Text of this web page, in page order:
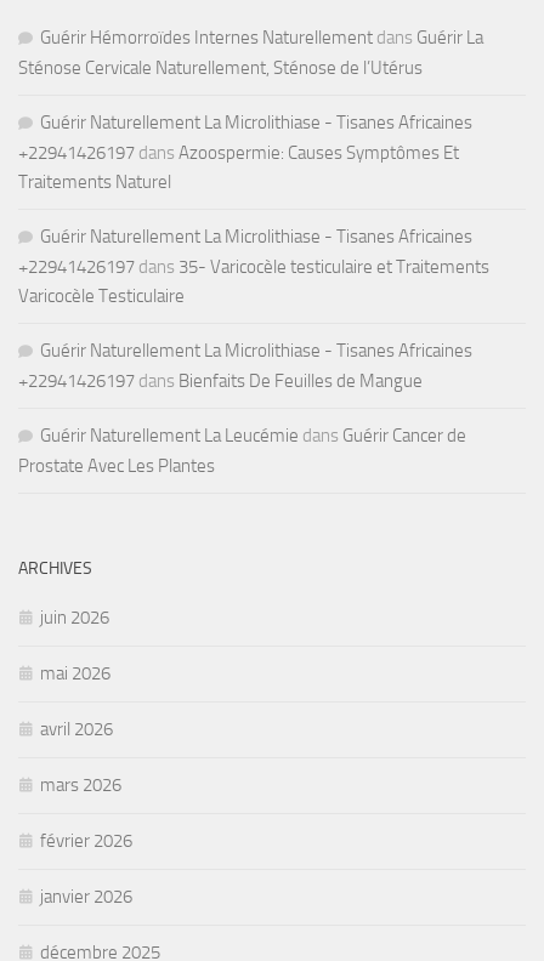
Guérir Hémorroïdes Internes Naturellement dans Guérir La
Sténose Cervicale Naturellement, Sténose de l’Utérus
Guérir Naturellement La Microlithiase - Tisanes Africaines
+22941426197 dans Azoospermie: Causes Symptômes Et
Traitements Naturel
Guérir Naturellement La Microlithiase - Tisanes Africaines
+22941426197 dans 35- Varicocèle testiculaire et Traitements
Varicocèle Testiculaire
Guérir Naturellement La Microlithiase - Tisanes Africaines
+22941426197 dans Bienfaits De Feuilles de Mangue
Guérir Naturellement La Leucémie dans Guérir Cancer de
Prostate Avec Les Plantes
ARCHIVES
juin 2026
mai 2026
avril 2026
mars 2026
février 2026
janvier 2026
décembre 2025